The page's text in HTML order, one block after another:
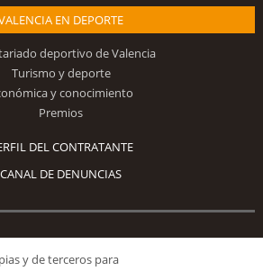
EN DEPORTE
deportivo de Valencia
Turismo y deporte
y conocimiento
Premios
DEL CONTRATANTE
CANAL DE DENUNCIAS
Síguenos
y de terceros para